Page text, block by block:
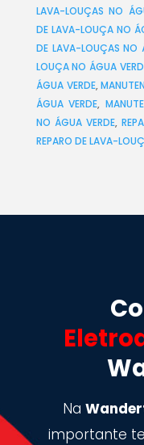
LAVA-LOUÇAS NO
DE LAVA-LOUÇA NO
DE LAVA-LOUÇAS NO
LOUÇA NO ÁGUA
ÁGUA VERDE,
ÁGUA VERDE,
NO ÁGUA VERDE,
REPARO DE LAVA-
Na
importante